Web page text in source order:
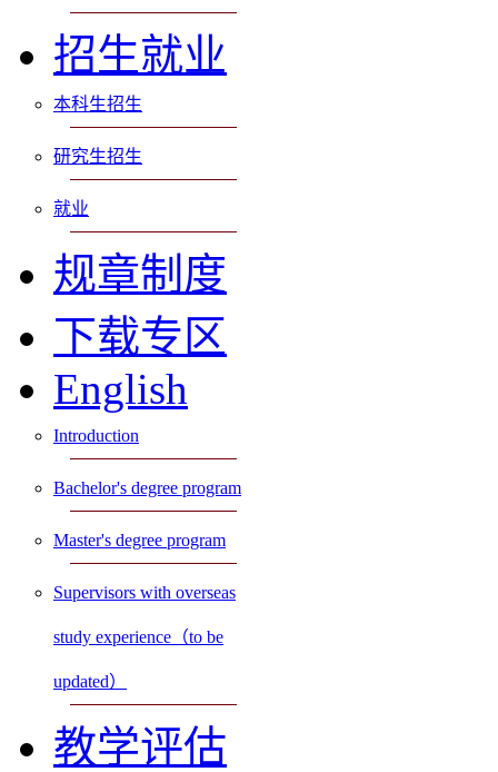
招生就业
本科生招生
研究生招生
就业
规章制度
下载专区
English
Introduction
Bachelor's degree program
Master's degree program
Supervisors with overseas
study experience（to be
updated）
教学评估